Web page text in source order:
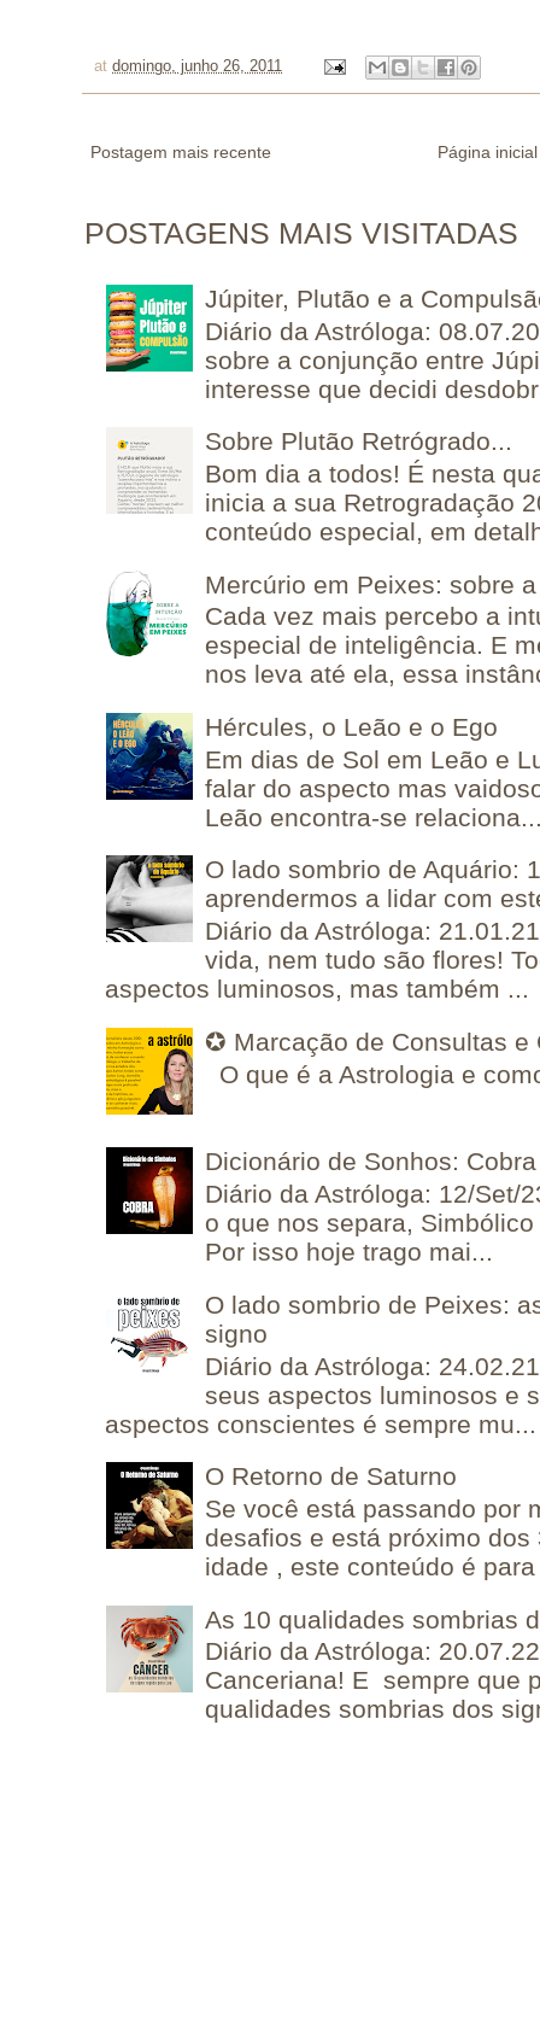
at domingo, junho 26, 2011
Postagem mais recente Página inicial
POSTAGENS MAIS VISITADAS
Júpiter, Plutão e a
Diário da Astróloga:
sobre a conjunção entre
interesse que decidi
Sobre Plutão Retrógrado...
Bom dia a todos! É nesta
inicia a sua Retrogradação
conteúdo especial, em
Mercúrio em Peixes: sobre
Cada vez mais percebo a
especial de inteligência. E
nos leva até ela, essa
Hércules, o Leão e o Ego
Em dias de Sol em Leão e
falar do aspecto mas
Leão encontra-se
O lado sombrio de Aquário:
aprendermos a lidar com
Diário da Astróloga:
vida, nem tudo são flores!
aspectos luminosos, mas também ...
✪ Marcação de Consultas e
O que é a Astrologia e
Dicionário de Sonhos: Cobra
Diário da Astróloga: 12/Set/
o que nos separa,
Por isso hoje trago mai...
O lado sombrio de Peixes:
signo
Diário da Astróloga:
seus aspectos luminosos e
aspectos conscientes é sempre mu...
O Retorno de Saturno
Se você está passando por
desafios e está próximo
idade , este conteúdo é
As 10 qualidades sombrias
Diário da Astróloga:
Canceriana! E sempre que
qualidades sombrias dos